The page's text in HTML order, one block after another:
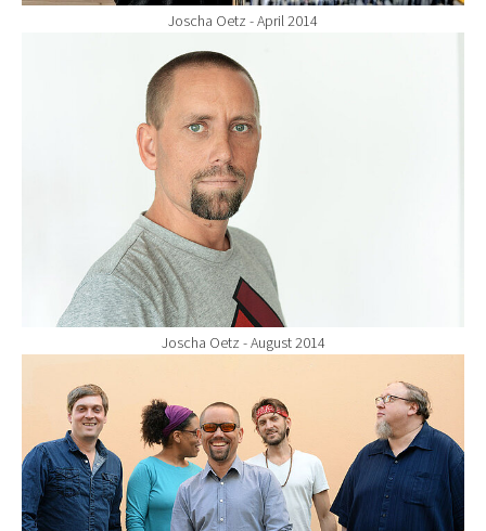
Joscha Oetz - April 2014
Show larger version for:
Joscha Oetz - August 2014